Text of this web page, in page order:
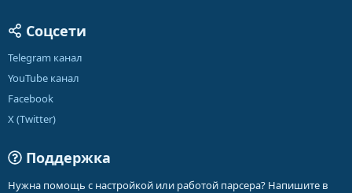
Соцсети
Telegram канал
YouTube канал
Facebook
X (Twitter)
Поддержка
Нужна помощь с настройкой или работой парсера? Напишите в